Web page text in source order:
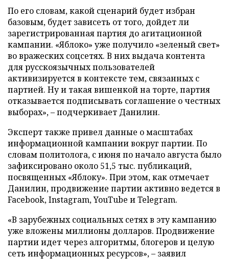
По его словам, какой сценарий будет избран
базовым, будет зависеть от того, дойдет ли
зарегистрированная партия до агитационной
кампании. «Яблоко» уже получило «зеленый свет»
во вражеских соцсетях. В них выдача контента
для русскоязычных пользователей
активизируется в контексте тем, связанных с
партией. Ну и такая вишенкой на торте, партия
отказывается подписывать соглашение о честных
выборах», – подчеркивает Данилин.
Эксперт также привел данные о масштабах
информационной кампании вокруг партии. По
словам политолога, с июня по начало августа было
зафиксировано около 51,5 тыс. публикаций,
посвященных «Яблоку». При этом, как отмечает
Данилин, продвижение партии активно ведется в
Facebook, Instagram, YouTube и Telegram.
«В зарубежных социальных сетях в эту кампанию
уже вложены миллионы долларов. Продвижение
партии идет через алгоритмы, блогеров и целую
сеть информационных ресурсов», – заявил